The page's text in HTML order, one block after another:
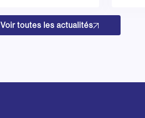
Voir toutes les actualités